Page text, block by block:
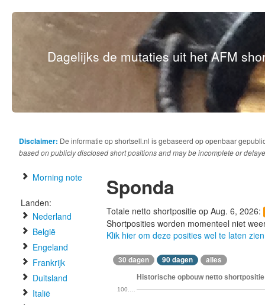
Dagelijks de mutaties uit het AFM
Disclaimer: De informatie op shortsell.nl is gebaseerd op openbaar
based on publicly disclosed short positions and may be incomplete or
Morning note
Landen:
Nederland
België
Engeland
Frankrijk
Duitsland
Italië
Sponda
Totale netto shortpositie op Aug. 6, 2026:
Shortposities worden momenteel niet
Klik hier om deze posities wel te laten zien
30 dagen 90 dagen alles
Historische opbouw netto
100.…